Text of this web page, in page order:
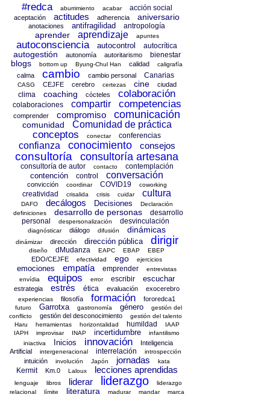
#redca aburrimiento acabar acción social
aceptación actitudes adherencia aniversario
anotaciones antifragilidad antropología
aprender aprendizaje apuntes
autoconsciencia autocontrol autocrítica
autogestión autonomía autoritarismo bienestar
blogs bottom up Byung-Chul Han calidad caligrafía
calma cambio cambio personal Canarias
CASG CEJFE cerebro certezas cine ciudad
clima coaching cócteles colaboración
colaboraciones compartir competencias
comprender compromiso comunicación
comunidad Comunidad de práctica
conceptos conectar conferencias
confianza conocimiento consejos
consultoría consultoría artesana
consultoría de autor contacto contemplación
contención control conversación
convicción coordinar COVID19 coworking
creatividad crisalida crisis cuidar cultura
DAFO decálogos Decisiones
Declaración
definiciones
desarrollo de personas
desarrollo
personal
despersonalización desvinculación
diagnósticar diálogo difusión dinámicas
dinámizar dirección dirección pública dirigir
diseño dMudanza EAPC EBAP EBEP
EDO/CEJFE efectividad ego ejercicios
emociones empatía emprender
entrevistas
envídia
equipos error escribir escuchar
estrategia estrés ética evaluación exocerebro
experiencias filosofía formación fororedca1
futuro Garrotxa gastronomía género
gestión del
conflicto
gestión del desconocimiento
gestión del talento
Haru
herramientas horizontalidad humildad
IAAP
IAPH
improvisar INAP incertidumbre
infantilismo
iniactiva
Inicios innovación
Inteligencia
Artificial
intergeneracional interrelación introspección
intuición involución Japón jornadas kata
Kermit Km.0 Laloux lecciones aprendidas
lenguaje libros liderar liderazgo
liderazgo
relacional
límite literatura madurar mandar
marca